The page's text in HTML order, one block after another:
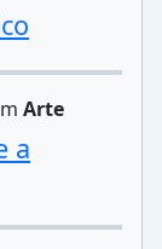
Arte
a